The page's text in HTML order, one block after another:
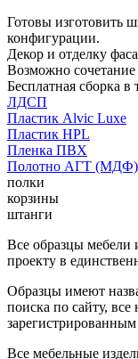
Готовы изготовить
конфигурации.
Декор и отделку
Возможно сочетание
Бесплатная сборка в
ЛДСП
Пластик Alvic Luxe
Пластик HPL
Пленка ПВХ
Полотно АГТ (МДФ)
полки
корзины
штанги
Все образцы мебели
проекту в
Образцы имеют
поиска по сайту, все
Все мебельные